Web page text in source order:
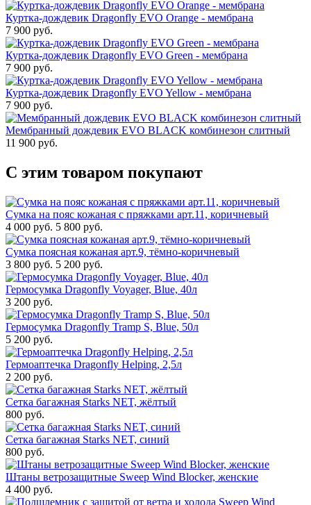
Куртка-дождевик Dragonfly EVO Orange - мембрана
7 900 руб.
Куртка-дождевик Dragonfly EVO Green - мембрана
7 900 руб.
Куртка-дождевик Dragonfly EVO Yellow - мембрана
7 900 руб.
Мембранный дождевик EVO BLACK комбинезон слитный
11 900 руб.
С этим товаром покупают
Сумка на пояс кожаная с пряжками арт.11, коричневый
4 000 руб. 5 800 руб.
Сумка поясная кожаная арт.9, тёмно-коричневый
3 800 руб. 5 200 руб.
Гермосумка Dragonfly Voyager, Blue, 40л
3 200 руб.
Гермосумка Dragonfly Tramp S, Blue, 50л
5 200 руб.
Гермоаптечка Dragonfly Helping, 2,5л
2 200 руб.
Сетка багажная Starks NET, жёлтый
800 руб.
Сетка багажная Starks NET, синий
800 руб.
Штаны ветрозащитные Sweep Wind Blocker, женские
4 400 руб.